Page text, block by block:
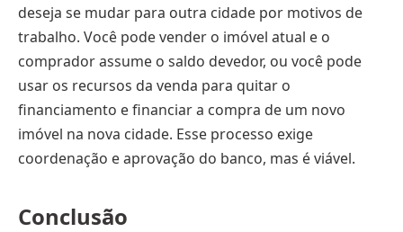
deseja se mudar para outra cidade por motivos de
trabalho. Você pode vender o imóvel atual e o
comprador assume o saldo devedor, ou você pode
usar os recursos da venda para quitar o
financiamento e financiar a compra de um novo
imóvel na nova cidade. Esse processo exige
coordenação e aprovação do banco, mas é viável.
Conclusão